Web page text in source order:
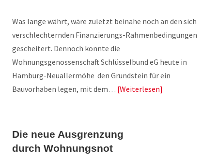
Was lange währt, wäre zuletzt beinahe noch an den sich
verschlechternden Finanzierungs-Rahmenbedingungen
gescheitert. Dennoch konnte die
Wohnungsgenossenschaft Schlüsselbund eG heute in
Hamburg-Neuallermöhe den Grundstein für ein
Bauvorhaben legen, mit dem… Weiterlesen
Die neue Ausgrenzung
durch Wohnungsnot